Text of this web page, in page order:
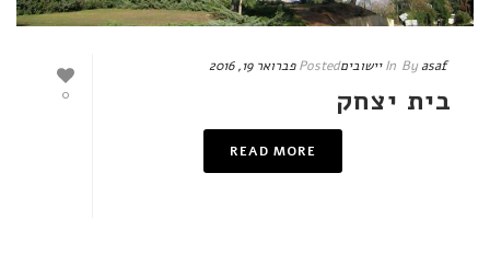
0
Byasaf
In יישוביםPosted פברואר 19, 2016
בית יצחק
READ MORE